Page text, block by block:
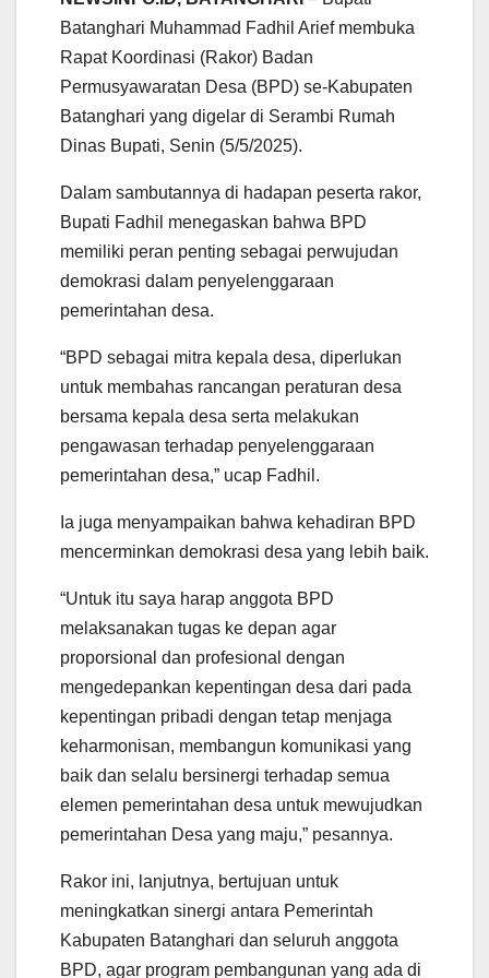
A
p
p
o
o
k
t
e
r
r
a
m
r
Batanghari Muhammad Fadhil Arief membuka
Rapat Koordinasi (Rakor) Badan
Permusyawaratan Desa (BPD) se-Kabupaten
Batanghari yang digelar di Serambi Rumah
Dinas Bupati, Senin (5/5/2025).
Dalam sambutannya di hadapan peserta rakor,
Bupati Fadhil menegaskan bahwa BPD
memiliki peran penting sebagai perwujudan
demokrasi dalam penyelenggaraan
pemerintahan desa.
“BPD sebagai mitra kepala desa, diperlukan
untuk membahas rancangan peraturan desa
bersama kepala desa serta melakukan
pengawasan terhadap penyelenggaraan
pemerintahan desa,” ucap Fadhil.
Ia juga menyampaikan bahwa kehadiran BPD
mencerminkan demokrasi desa yang lebih baik.
“Untuk itu saya harap anggota BPD
melaksanakan tugas ke depan agar
proporsional dan profesional dengan
mengedepankan kepentingan desa dari pada
kepentingan pribadi dengan tetap menjaga
keharmonisan, membangun komunikasi yang
baik dan selalu bersinergi terhadap semua
elemen pemerintahan desa untuk mewujudkan
pemerintahan Desa yang maju,” pesannya.
Rakor ini, lanjutnya, bertujuan untuk
meningkatkan sinergi antara Pemerintah
Kabupaten Batanghari dan seluruh anggota
BPD, agar program pembangunan yang ada di